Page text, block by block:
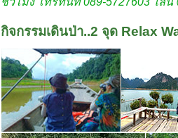
กิจกรรมเดินป่า..2 จุด Relax